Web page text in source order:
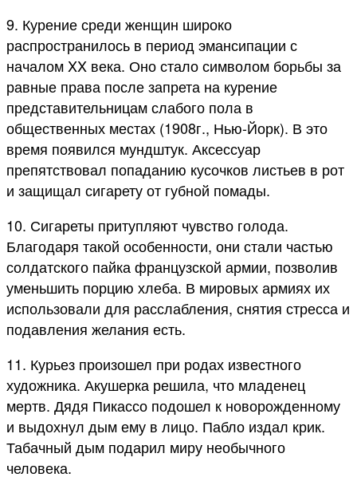
9. Курение среди женщин широко
распространилось в период эмансипации с
началом XX века. Оно стало символом борьбы за
равные права после запрета на курение
представительницам слабого пола в
общественных местах (1908г., Нью-Йорк). В это
время появился мундштук. Аксессуар
препятствовал попаданию кусочков листьев в рот
и защищал сигарету от губной помады.
10. Сигареты притупляют чувство голода.
Благодаря такой особенности, они стали частью
солдатского пайка французской армии, позволив
уменьшить порцию хлеба. В мировых армиях их
использовали для расслабления, снятия стресса и
подавления желания есть.
11. Курьез произошел при родах известного
художника. Акушерка решила, что младенец
мертв. Дядя Пикассо подошел к новорожденному
и выдохнул дым ему в лицо. Пабло издал крик.
Табачный дым подарил миру необычного
человека.